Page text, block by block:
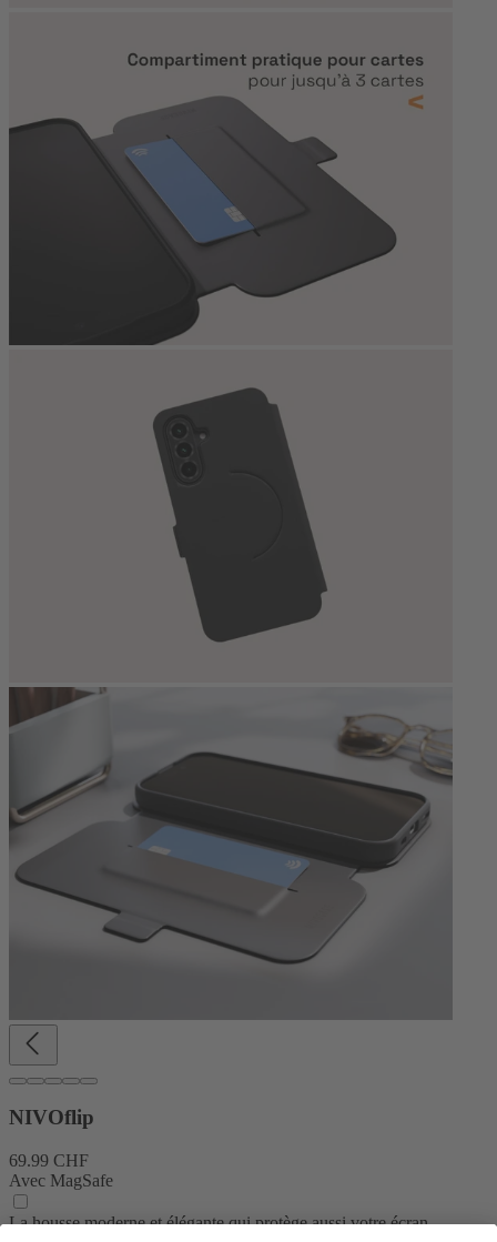
NIVOflip
69.99 CHF
Avec MagSafe
La housse moderne et élégante qui protège aussi votre écran.